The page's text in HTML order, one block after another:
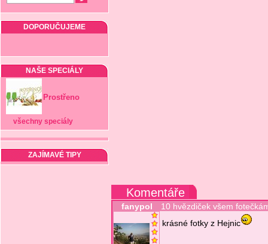
DOPORUČUJEME
NAŠE SPECIÁLY
Prostřeno
všechny speciály
ZAJÍMAVÉ TIPY
Komentáře
fanypol 10 hvězdiček všem
krásné fotky z Hejnic